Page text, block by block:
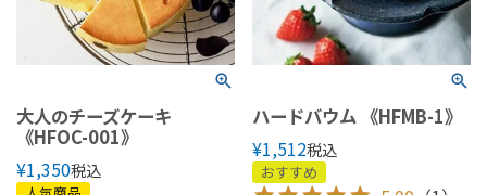
大人のチーズケーキ
《HFOC-001》
¥1,350税込
ハードバウム 《HFMB-1》
¥1,512税込
おすすめ